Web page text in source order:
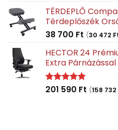
TÉRDEPLŐ
Térdeplőszék
38 700 Ft (30 472
HECTOR 24
Extra
Értékelés:
201 590 Ft (158 732